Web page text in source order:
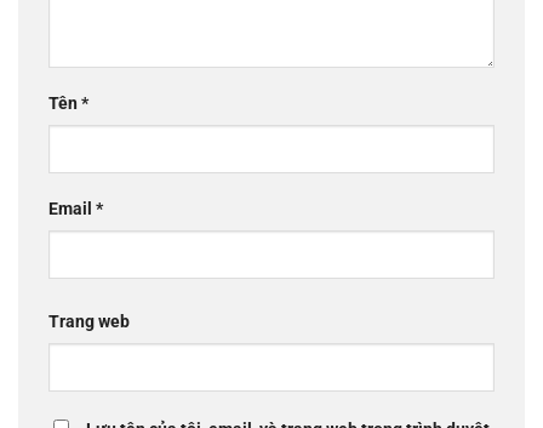
Tên*
Email *
Trang web